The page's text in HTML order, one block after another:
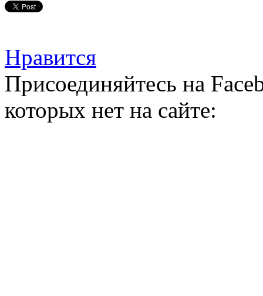
Нравится
Присоединяйтесь на
которых нет на сайте: